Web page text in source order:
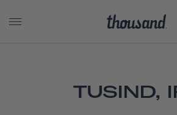
TUSIND,